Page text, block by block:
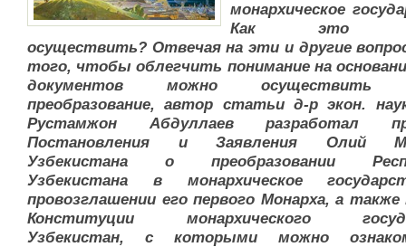
монархическое
Как это
осуществить? Отвечая на эти и другие
того, чтобы облегчить понимание на
документов можно осуществить
преобразование, автор статьи д-р экон.
Рустамжон Абдуллаев разработал
Постановления и Заявления Олий
Узбекистана о преобразовании
Узбекистана в монархическое
провозглашении его первого Монарха, а также
Конституции монархического
Узбекистан, с которыми можно